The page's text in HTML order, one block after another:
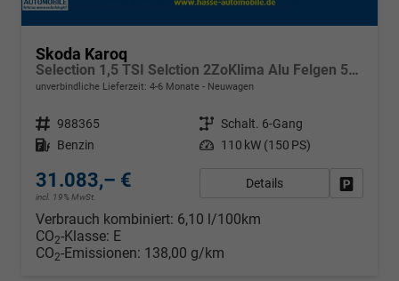
Skoda Karoq
Selection 1,5 TSI Selction 2ZoKlima Alu Felgen 5J Garantie Sitzheizung LED Scheinwerfer Tempomat
unverbindliche Lieferzeit: 4-6 Monate Neuwagen
Fahrzeugnr. 988365 Getriebe Schalt. 6-Gang
Kraftstoff Benzin Leistung 110 kW (150 PS)
31.083,– €
incl. 19% MwSt.
Details
Verbrauch kombiniert: 6,10 l/100km
CO2-Klasse: E
CO2-Emissionen: 138,00 g/km